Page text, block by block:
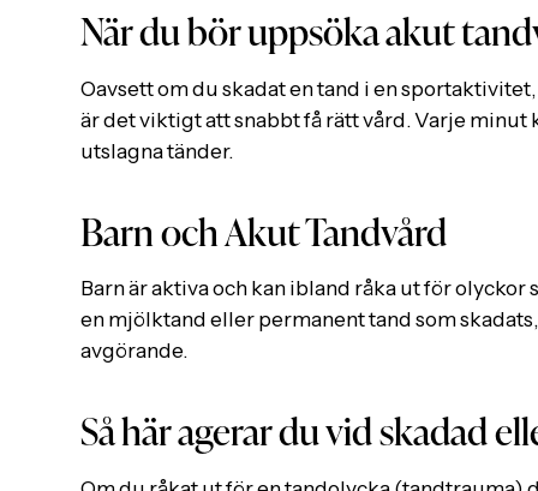
När du bör uppsöka akut
Oavsett om du skadat en tand i en
är det viktigt att snabbt få rätt vård. Varje minut
utslagna tänder.
Barn och Akut Tandvård
Barn är aktiva och kan ibland råka ut för
en mjölktand eller permanent tand som
avgörande.
Så här agerar du vid skadad